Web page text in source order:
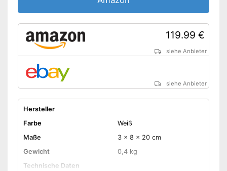
119.99 €
siehe Anbieter
siehe Anbieter
Hersteller
Farbe
Weiß
Maße
3 x 8 x 20 cm
Gewicht
0,4 kg
Technische Daten